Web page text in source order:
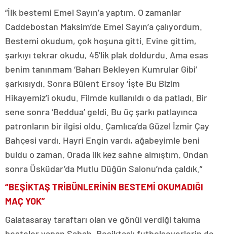
“İlk bestemi Emel Sayın’a yaptım. O zamanlar
Caddebostan Maksim’de Emel Sayın’a çalıyordum.
Bestemi okudum, çok hoşuna gitti. Evine gittim,
şarkıyı tekrar okudu, 45’lik plak doldurdu. Ama esas
benim tanınmam ‘Baharı Bekleyen Kumrular Gibi’
şarkısıydı. Sonra Bülent Ersoy ‘İşte Bu Bizim
Hikayemiz’i okudu. Filmde kullanıldı o da patladı. Bir
sene sonra ‘Beddua’ geldi. Bu üç şarkı patlayınca
patronların bir ilgisi oldu. Çamlıca’da Güzel İzmir Çay
Bahçesi vardı. Hayri Engin vardı, ağabeyimle beni
buldu o zaman. Orada ilk kez sahne almıştım. Ondan
sonra Üsküdar’da Mutlu Düğün Salonu’nda çaldık.”
“BEŞİKTAŞ TRİBÜNLERİNİN BESTEMİ OKUMADIĞI
MAÇ YOK”
Galatasaray taraftarı olan ve gönül verdiği takıma